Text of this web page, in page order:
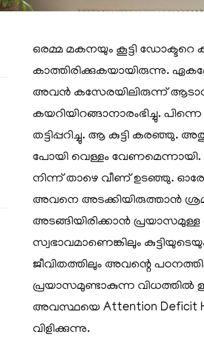
ഒരമ്മ മകനയും കൂട്ടി
കാത്തിരിക്കുകയായിരുന്നു.
അവൻ കസേരയിലിരുന്ന്
കയറിയിറങ്ങാനാരംഭിച്ചു. പിന്നെ
തട്ടിപ്പറിച്ചു. ആ കുട്ടി കരഞ്ഞു.
പോയി വെള്ളം
നിന്ന് താഴെ വീണ് ഉടഞ്ഞു.
അവനെ അടക്കിയിരുത്താൻ
അടങ്ങിയിരിക്കാൻ
സ്വഭാവമാണെങ്കിലും
ജീവിതത്തിലും അവന്റെ
പ്രയാസമുണ്ടാകുന്ന
അവസ്ഥയെ Attention Deficit
വിളിക്കുന്നു.